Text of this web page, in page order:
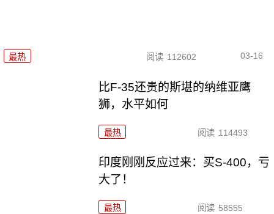
最热 阅读 112602 03-16
比F-35还贵的斯堪的纳维亚鹰
狮，水平如何
最热 阅读 114493
印度刚刚反应过来：买S-400，亏
大了！
最热 阅读 58555